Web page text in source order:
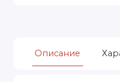
Описание